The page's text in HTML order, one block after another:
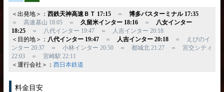
＜出発地＞： 西鉄天神高速ＢＴ 17:15＝ 博多バスターミナル 17:35
＝ 高速基山 18:05 ＝ 久留米インター 18:16＝
八女インター
18:25＝ 八代インター 19:47 ＝ 人吉インター 20:18
＜目的地＞： 八代インター 19:47＝ 人吉インター 20:18＝ えびのイ
ンター 20:37 ＝ 小林インター 20:50 ＝ 都城北 21:27 ＝ 宮交シティ
22:03 ＝ 宮崎駅 22:11
＜運行会社＞： 西日本鉄道
料金目安